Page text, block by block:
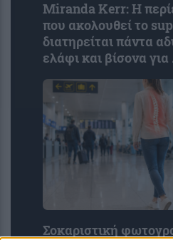
Miranda Kerr: Η
που ακολουθεί το
διατηρείται πάντα
ελάφι και βίσονα για
Σοκαριστική